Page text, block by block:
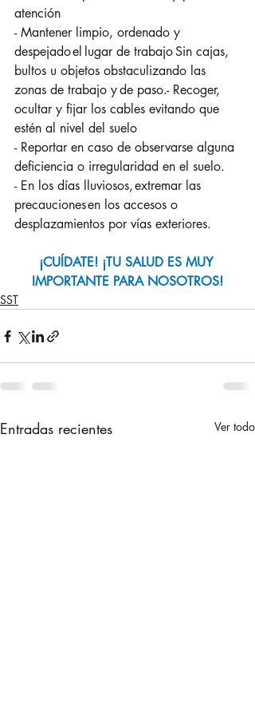
atención ​
- Mantener limpio, ordenado y
despejado el lugar de trabajo Sin cajas,
bultos u objetos obstaculizando las
zonas de trabajo y de paso.- Recoger,
ocultar y fijar los cables evitando que
estén al nivel del suelo​
- Reportar en caso de observarse alguna
deficiencia o irregularidad en el suelo.​
- En los días lluviosos, extremar las
precauciones en los accesos o
desplazamientos por vías exteriores.
¡CUÍDATE! ¡TU SALUD ES MUY
IMPORTANTE PARA NOSOTROS!
SST
Entradas recientes Ver todo